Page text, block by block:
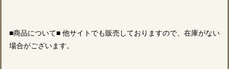
■商品について■ 他サイトでも販売しておりますので、在庫がない
場合がございます。